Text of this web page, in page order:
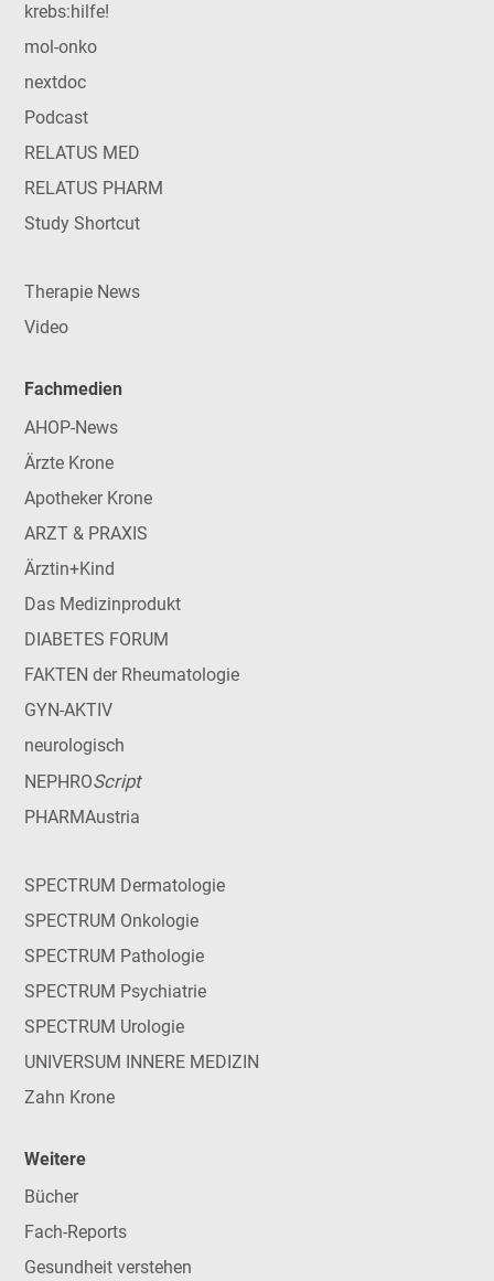
krebs:hilfe!
mol-onko
nextdoc
Podcast
RELATUS MED
RELATUS PHARM
Study Shortcut
Therapie News
Video
Fachmedien
AHOP-News
Ärzte Krone
Apotheker Krone
ARZT & PRAXIS
Ärztin+Kind
Das Medizinprodukt
DIABETES FORUM
FAKTEN der Rheumatologie
GYN-AKTIV
neurologisch
NEPHROScript
PHARMAustria
SPECTRUM Dermatologie
SPECTRUM Onkologie
SPECTRUM Pathologie
SPECTRUM Psychiatrie
SPECTRUM Urologie
UNIVERSUM INNERE MEDIZIN
Zahn Krone
Weitere
Bücher
Fach-Reports
Gesundheit verstehen